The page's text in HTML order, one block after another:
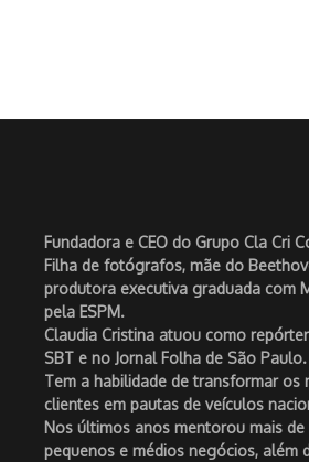
Fundadora e CEO do Grupo Cla Cri
Filha de fotógrafos, mãe do
produtora executiva graduada com
pela ESPM.
Claudia Cristina atuou como
SBT e no Jornal Folha de São Paulo.
Tem a habilidade de transformar os
clientes em pautas de veículos
Nos últimos anos mentorou mais
pequenos e médios negócios, além